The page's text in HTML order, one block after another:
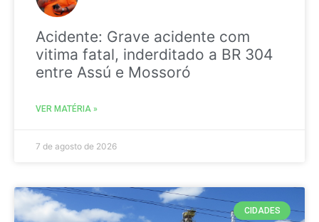
Acidente: Grave acidente com
vitima fatal, inderditado a BR 304
entre Assú e Mossoró
VER MATÉRIA »
7 de agosto de 2026
CIDADES